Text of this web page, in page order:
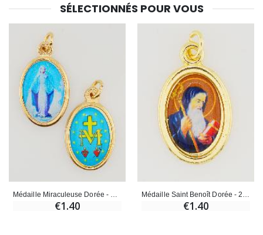
€4.90 €23.00
SÉLECTIONNÉS POUR VOUS
€1.40 €1.40